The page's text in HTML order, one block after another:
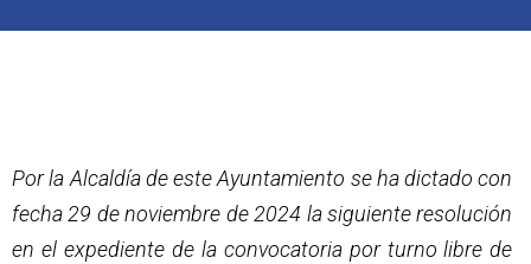
Por la Alcaldía de este Ayuntamiento se ha dictado con
fecha 29 de noviembre de 2024 la siguiente resolución
en el expediente de la convocatoria por turno libre de